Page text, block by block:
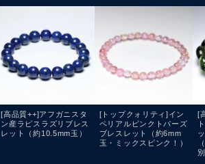
[高品質++]アフガニスタ
ン産ラピスラズリブレス
レット（約10.5mm玉）
[トップクォリティ]イン
ペリアルピンクトパーズ
ブレスレット（約6mm
玉・ミックスピンク！）
[